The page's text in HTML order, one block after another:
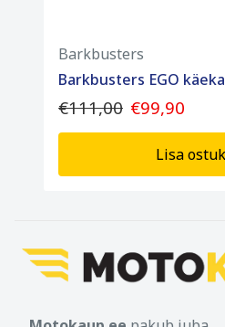
Barkbusters
Barkbusters EGO
€111,00 €99,90
Lisa